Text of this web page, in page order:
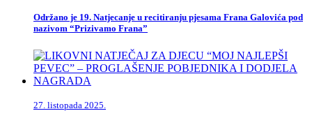
Održano je 19. Natjecanje u recitiranju pjesama Frana Galovića pod
nazivom “Prizivamo Frana”
27. listopada 2025.